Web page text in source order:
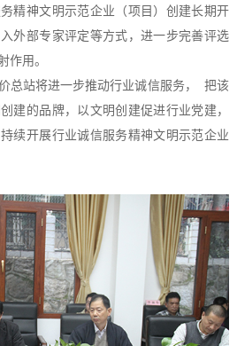
精神文明示范企业（项目）创建长期开
外部专家评定等方式，进一步完善评选
作用。
总站将进一步推动行业诚信服务， 把该
建的品牌，以文明创建促进行业党建，
续开展行业诚信服务精神文明示范企业